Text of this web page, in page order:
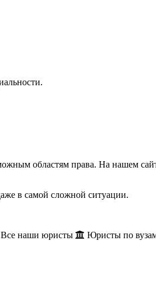
областям права. На нашем
в самой сложной ситуации.
Все наши юристы Юристы по